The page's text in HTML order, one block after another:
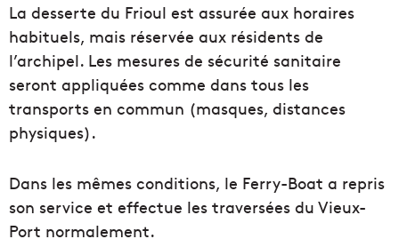
La desserte du Frioul est assurée aux horaires
habituels, mais réservée aux résidents de
l’archipel. Les mesures de sécurité sanitaire
seront appliquées comme dans tous les
transports en commun (masques, distances
physiques).
Dans les mêmes conditions, le Ferry-Boat a repris
son service et effectue les traversées du Vieux-
Port normalement.